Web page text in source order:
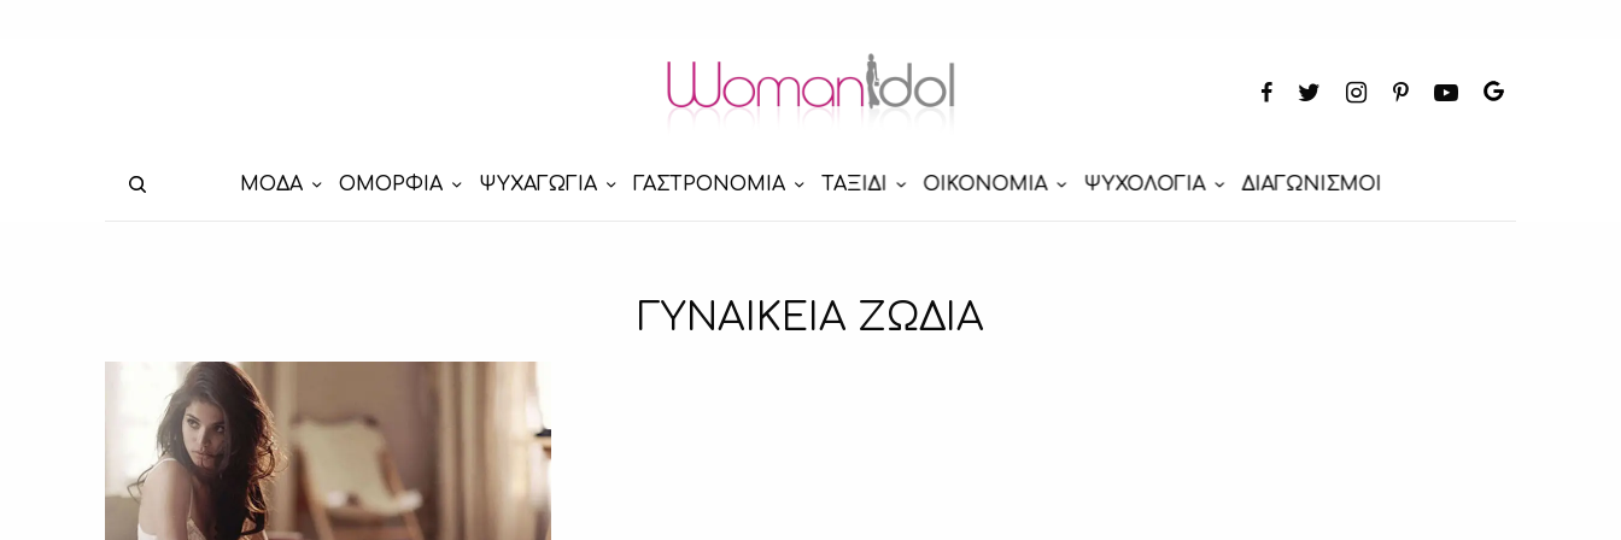
ΜΟΔΑ ΟΜΟΡΦΙΑ ΨΥΧΑΓΩΓΙΑ ΓΑΣΤΡΟΝΟΜΙΑ ΤΑΞΙΔΙ ΟΙΚΟΝΟΜΙΑ ΨΥΧΟΛΟΓΙΑ ΔΙΑΓΩΝΙΣΜΟΙ
ΓΥΝΑΙΚΕΙΑ ΖΩΔΙΑ